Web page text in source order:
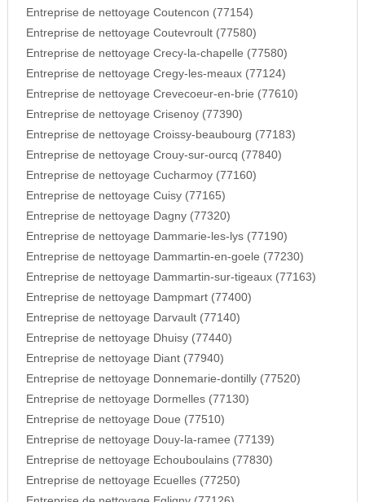
Entreprise de nettoyage Coutencon (77154)
Entreprise de nettoyage Coutevroult (77580)
Entreprise de nettoyage Crecy-la-chapelle (77580)
Entreprise de nettoyage Cregy-les-meaux (77124)
Entreprise de nettoyage Crevecoeur-en-brie (77610)
Entreprise de nettoyage Crisenoy (77390)
Entreprise de nettoyage Croissy-beaubourg (77183)
Entreprise de nettoyage Crouy-sur-ourcq (77840)
Entreprise de nettoyage Cucharmoy (77160)
Entreprise de nettoyage Cuisy (77165)
Entreprise de nettoyage Dagny (77320)
Entreprise de nettoyage Dammarie-les-lys (77190)
Entreprise de nettoyage Dammartin-en-goele (77230)
Entreprise de nettoyage Dammartin-sur-tigeaux (77163)
Entreprise de nettoyage Dampmart (77400)
Entreprise de nettoyage Darvault (77140)
Entreprise de nettoyage Dhuisy (77440)
Entreprise de nettoyage Diant (77940)
Entreprise de nettoyage Donnemarie-dontilly (77520)
Entreprise de nettoyage Dormelles (77130)
Entreprise de nettoyage Doue (77510)
Entreprise de nettoyage Douy-la-ramee (77139)
Entreprise de nettoyage Echouboulains (77830)
Entreprise de nettoyage Ecuelles (77250)